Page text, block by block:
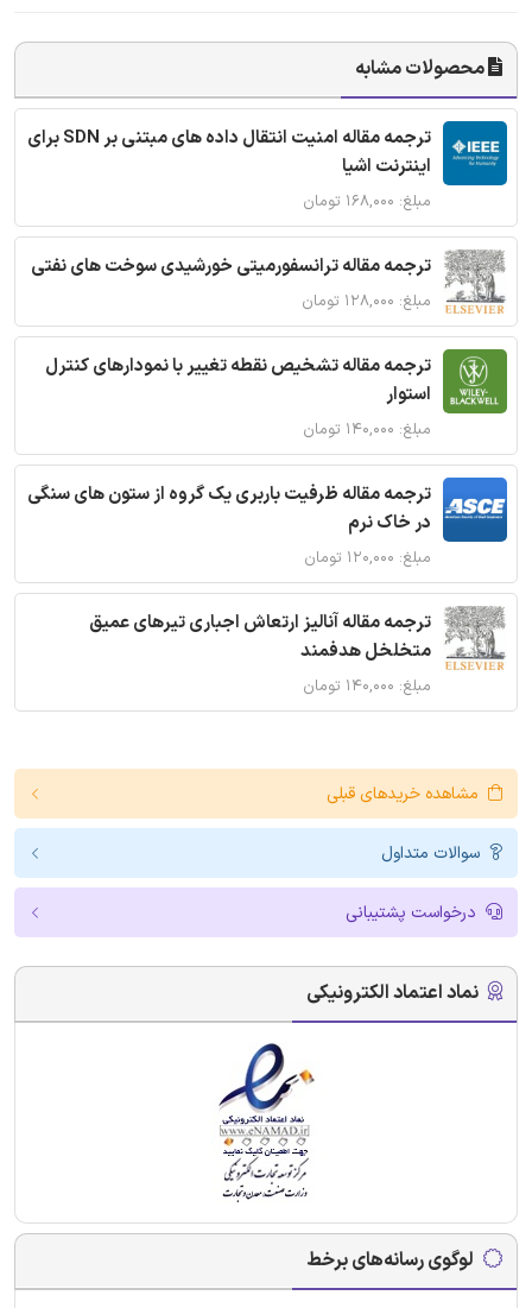
محصولات مشابه
ترجمه مقاله امنیت انتقال داده های مبتنی بر SDN برای
اینترنت اشیا
مبلغ: ۱۶۸,۰۰۰ تومان
ترجمه مقاله ترانسفورمیتی خورشیدی سوخت های نفتی
مبلغ: ۱۲۸,۰۰۰ تومان
ترجمه مقاله تشخیص نقطه تغییر با نمودارهای کنترل
استوار
مبلغ: ۱۴۰,۰۰۰ تومان
ترجمه مقاله ظرفیت باربری یک گروه از ستون های سنگی
در خاک نرم
مبلغ: ۱۲۰,۰۰۰ تومان
ترجمه مقاله آنالیز ارتعاش اجباری تیرهای عمیق
متخلخل هدفمند
مبلغ: ۱۴۰,۰۰۰ تومان
مشاهده خریدهای قبلی
سوالات متداول
درخواست پشتیبانی
نماد اعتماد الکترونیکی
لوگوی رسانه‌های برخط